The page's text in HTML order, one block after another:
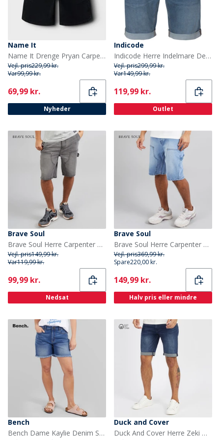
Name It
Name It Drenge Pryan Carpenter Denim Shorts Black Denim
Vejl. pris229,99 kr.
Var99,99 kr.
Current
69,99 kr.
Nyheder
Indicode
Indicode Herre Indelmare Denimshorts Blå
Vejl. pris299,99 kr.
Var149,99 kr.
Current
119,99 kr.
Outlet
Brave Soul
Brave Soul Herre Carpenter Shorts med Løst Fit Grå
Vejl. pris149,99 kr.
Var119,99 kr.
Current
99,99 kr.
Nedsat
Brave Soul
Brave Soul Herre Carpenter Shorts med Løst Fit Light Blue
Vejl. pris369,99 kr.
Spare220,00 kr.
Current
149,99 kr.
Halv pris eller mindre
Bench
Bench Dame Kaylie Denim Shorts Mellem Blå
Duck and Cover
Duck And Cover Herre Zeki Denim Shorts Mørk Vask